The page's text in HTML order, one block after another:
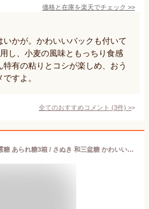
価格と在庫を楽天でチェック >>
いかが。かわいいバックも付いて
し、小麦の風味ともっちり食感
有の粘りとコシが楽しめ、おう
すよ。
全てのおすすめコメント (3件) >
送料無料 さぬき和三宝 霰糖 あられ糖3箱 / さぬき 和三盆糖 かわいい 香川 干菓子 おみやげ お土産 お茶菓子 ギフト お祝い プチギフト プレゼント お茶 お茶会 ティータイム さぬき 和三盆 和菓子 お年賀 ばいこう堂 【売れ筋】ギフト 対応 個包装